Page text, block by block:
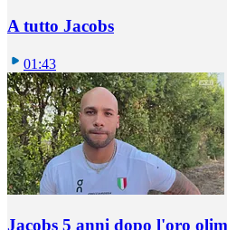
A tutto Jacobs
01:43
Jacobs 5 anni dopo l'oro